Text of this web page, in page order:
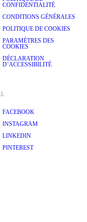
vos trajets quotidiens
robuste ? Nos parkas
pour être polyvalentes
températures chutent.
coupe-vent ajustables,
style.
qui vous protège
est indispensable pour
matériaux et créer des
vestes de pluie sont
notre collection et
CONFIDENTIALITÉ
CONDITIONS GÉNÉRALES
POLITIQUE DE COOKIES
PARAMÈTRES DES
COOKIES
DÉCLARATION
D’ACCESSIBILITÉ
FACEBOOK
INSTAGRAM
LINKEDIN
PINTEREST